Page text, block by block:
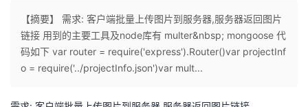
个
【摘要】 需求: 客户端批量上传图片到服务器,服务器返回图片
链接 用到的主要工具及node库有 multer&nbsp; mongoose 代
码如下 var router = require('express').Router()var projectInf
o = require('../projectInfo.json')var mult...